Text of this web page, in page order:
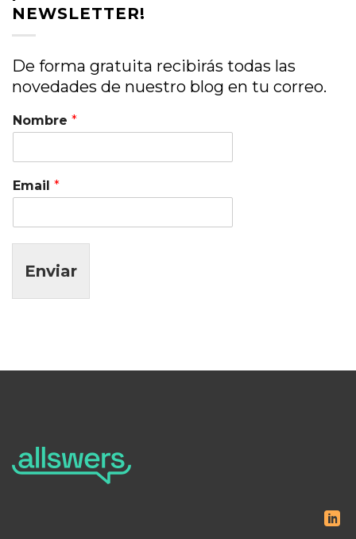
NEWSLETTER!
De forma gratuita recibirás todas las
novedades de nuestro blog en tu correo.
Nombre *
Email *
Enviar